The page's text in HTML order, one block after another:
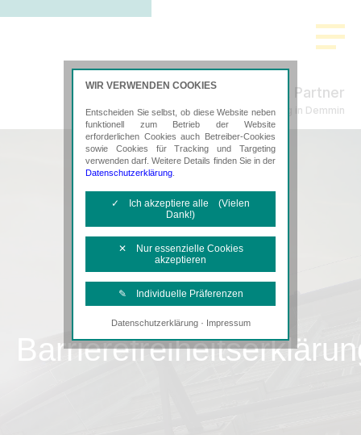
Freund & Partner
Steuerberatung in Demmin
WIR VERWENDEN COOKIES
Entscheiden Sie selbst, ob diese Website neben
funktionell zum Betrieb der Website
erforderlichen Cookies auch Betreiber-Cookies
sowie Cookies für Tracking und Targeting
verwenden darf. Weitere Details finden Sie in der
Datenschutzerklärung
✓ Ich akzeptiere alle (Vielen
Dank!)
✕ Nur essenzielle Cookies
akzeptieren
✎ Individuelle Präferenzen
Notwendige Cookies
Diese Cookies sind erforderlich, um die
grundlegende Funktionalität der Website
Datenschutzerklärung· Impressum